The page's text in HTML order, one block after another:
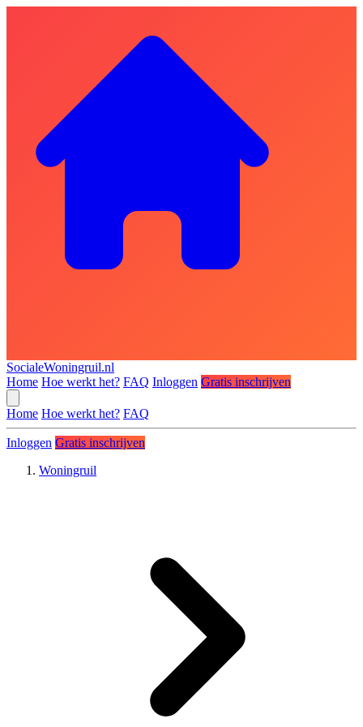
SocialeWoningruil.nl
Home Hoe werkt het? FAQ Inloggen Gratis inschrijven
Home Hoe werkt het? FAQ
Inloggen Gratis inschrijven
Woningruil